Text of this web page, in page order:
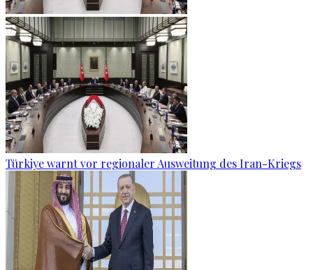
Türkiye warnt vor regionaler Ausweitung des Iran-Kriegs